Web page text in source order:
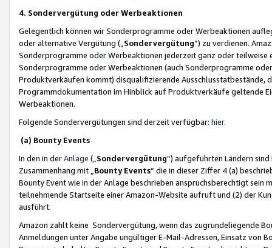
4. Sondervergütung oder Werbeaktionen
Gelegentlich können wir Sonderprogramme oder Werbeaktionen
oder alternative Vergütung („ Sondervergütung”) zu verdienen.
Sonderprogramme oder Werbeaktionen jederzeit ganz oder
Sonderprogramme oder Werbeaktionen (auch Sonderprogramme
Produktverkäufen kommt) disqualifizierende Ausschlusstatbestände,
Programmdokumentation im Hinblick auf Produktverkäufe geltende
Werbeaktionen.
Folgende Sondervergütungen sind derzeit verfügbar: hier.
(a) Bounty Events
In den in derAnlage („ Sondervergütung“) aufgeführten Ländern
Zusammenhang mit „ Bounty Events“ die in dieser Ziffer 4 (a)
Bounty Event wie in der Anlage beschrieben anspruchsberechtigt sein
teilnehmende Startseite einer Amazon-Website aufruft und (2) der
ausführt.
Amazon zahlt keine Sondervergütung, wenn das zugrundeliegende
Anmeldungen unter Angabe ungültiger E-Mail-Adressen, Einsatz von